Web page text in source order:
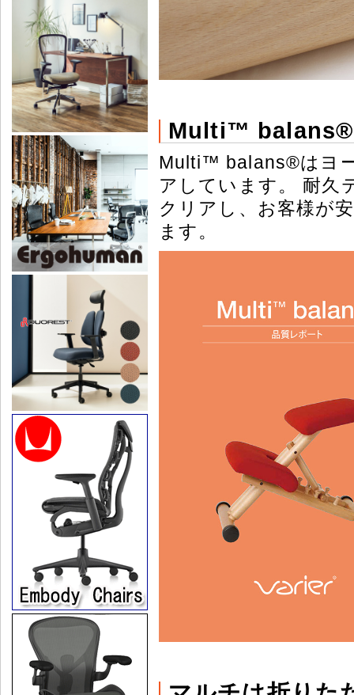
Multi™ balans®
Multi™ balans®はヨ
アしています。 耐久
クリアし、お客様が
ます。